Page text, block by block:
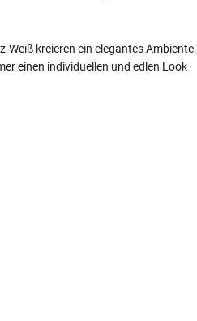
kreieren ein elegantes Ambiente.
einen individuellen und edlen Look